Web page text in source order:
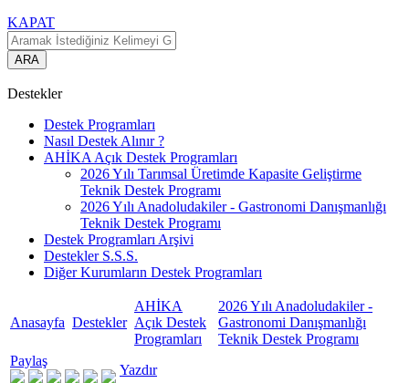
KAPAT
ARA
Destekler
Destek Programları
Nasıl Destek Alınır ?
AHİKA Açık Destek Programları
2026 Yılı Tarımsal Üretimde Kapasite Geliştirme
Teknik Destek Programı
2026 Yılı Anadoludakiler - Gastronomi Danışmanlığı
Teknik Destek Programı
Destek Programları Arşivi
Destekler S.S.S.
Diğer Kurumların Destek Programları
Anasayfa Destekler
AHİKA
Açık Destek
Programları
2026 Yılı Anadoludakiler -
Gastronomi Danışmanlığı
Teknik Destek Programı
Paylaş
Yazdır